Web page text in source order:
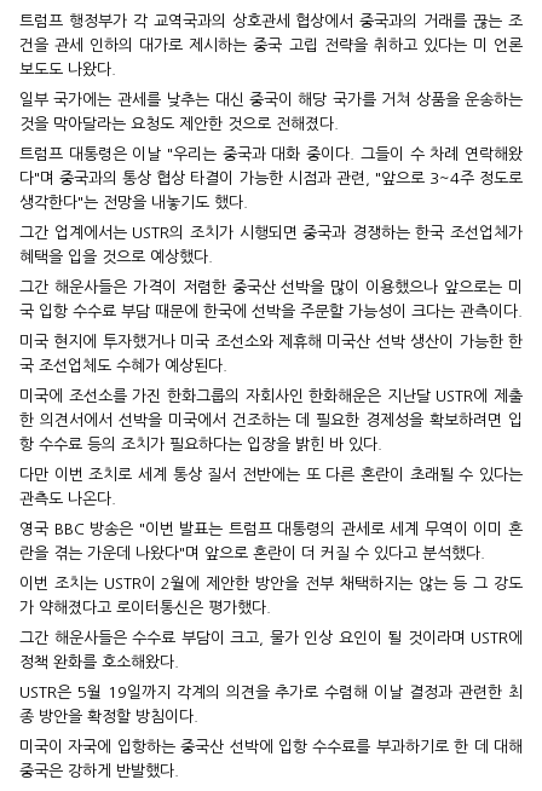
트럼프 행정부가 각 교역국과의 상호관세 협상에서 중국과의 거래를 끊는 조
건을 관세 인하의 대가로 제시하는 중국 고립 전략을 취하고 있다는 미 언론
보도도 나왔다.
일부 국가에는 관세를 낮추는 대신 중국이 해당 국가를 거쳐 상품을 운송하는
것을 막아달라는 요청도 제안한 것으로 전해졌다.
트럼프 대통령은 이날 "우리는 중국과 대화 중이다. 그들이 수 차례 연락해왔
다"며 중국과의 통상 협상 타결이 가능한 시점과 관련, "앞으로 3~4주 정도로
생각한다"는 전망을 내놓기도 했다.
그간 업계에서는 USTR의 조치가 시행되면 중국과 경쟁하는 한국 조선업체가
혜택을 입을 것으로 예상했다.
그간 해운사들은 가격이 저렴한 중국산 선박을 많이 이용했으나 앞으로는 미
국 입항 수수료 부담 때문에 한국에 선박을 주문할 가능성이 크다는 관측이다.
미국 현지에 투자했거나 미국 조선소와 제휴해 미국산 선박 생산이 가능한 한
국 조선업체도 수혜가 예상된다.
미국에 조선소를 가진 한화그룹의 자회사인 한화해운은 지난달 USTR에 제출
한 의견서에서 선박을 미국에서 건조하는 데 필요한 경제성을 확보하려면 입
항 수수료 등의 조치가 필요하다는 입장을 밝힌 바 있다.
다만 이번 조치로 세계 통상 질서 전반에는 또 다른 혼란이 초래될 수 있다는
관측도 나온다.
영국 BBC 방송은 "이번 발표는 트럼프 대통령의 관세로 세계 무역이 이미 혼
란을 겪는 가운데 나왔다"며 앞으로 혼란이 더 커질 수 있다고 분석했다.
이번 조치는 USTR이 2월에 제안한 방안을 전부 채택하지는 않는 등 그 강도
가 약해졌다고 로이터통신은 평가했다.
그간 해운사들은 수수료 부담이 크고, 물가 인상 요인이 될 것이라며 USTR에
정책 완화를 호소해왔다.
USTR은 5월 19일까지 각계의 의견을 추가로 수렴해 이날 결정과 관련한 최
종 방안을 확정할 방침이다.
미국이 자국에 입항하는 중국산 선박에 입항 수수료를 부과하기로 한 데 대해
중국은 강하게 반발했다.